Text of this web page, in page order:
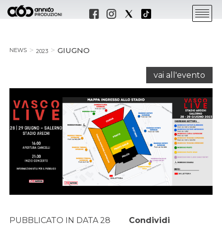
NEWS 2023 GIUGNO
vai all'evento
PUBBLICATO IN DATA 28
Condividi